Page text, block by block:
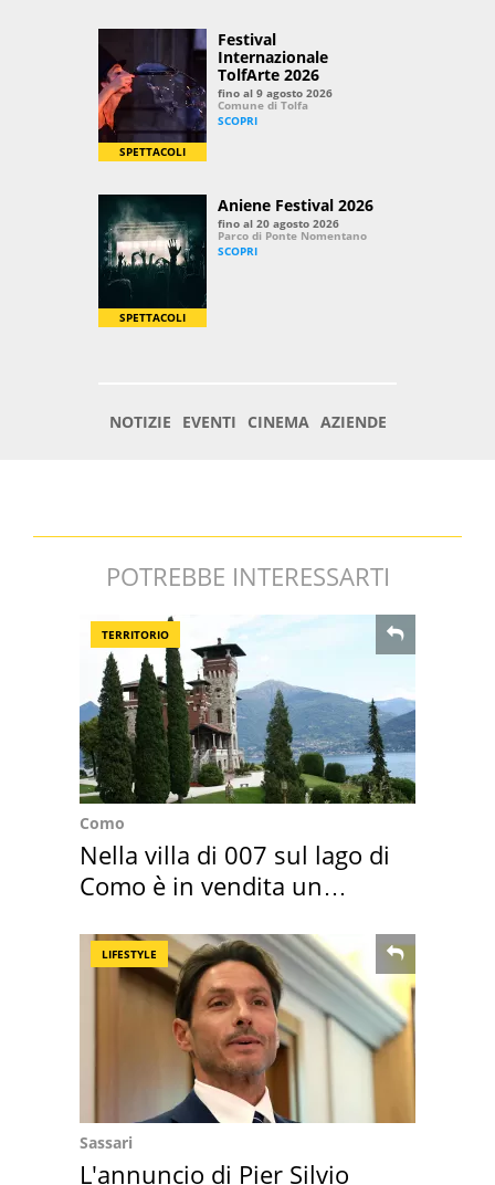
POTREBBE INTERESSARTI
TERRITORIO
Como
Nella villa di 007 sul lago di
Como è in vendita un
LIFESTYLE
Sassari
L'annuncio di Pier Silvio